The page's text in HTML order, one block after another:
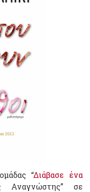
“Διάβασε ένα
σε